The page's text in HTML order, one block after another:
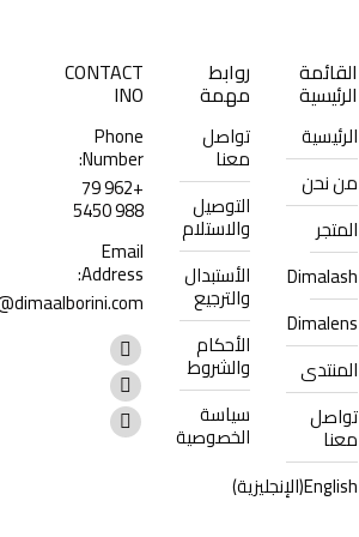
القائمة
الرئيسية
الرئيسية
من نحن
المتجر
Dimalash
Dimalens
المنتدى
تواصل
معنا
English
(الإنجليزية)
روابط
مهمة
تواصل
معنا
التوصيل
والاستلام
الأستبدال
والترجيع
الأحكام
والشروط
سياسة
الخصوصية
CONTACT
INO
Phone
Number:
+962 79
988 5450
Email
Address:
Find us on:
Facebook
page
opens
Instagram
page
Whatsapp